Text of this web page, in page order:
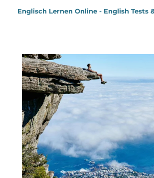
ZumEnglisch Lernen Online - English Tests